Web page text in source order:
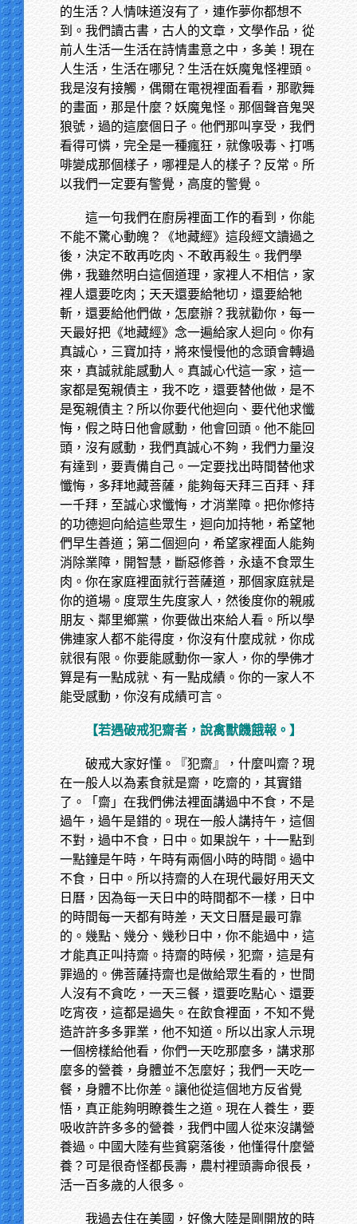
的生活？人情味道沒有了，連作夢你都想不
到。我們讀古書，古人的文章，文學作品，從
前人生活一生活在詩情畫意之中，多美！現在
人生活，生活在哪兒？生活在妖魔鬼怪裡頭。
我是沒有接觸，偶爾在電視裡面看看，那歌舞
的畫面，那是什麼？妖魔鬼怪。那個聲音鬼哭
狼號，過的這麼個日子。他們那叫享受，我們
看得可憐，完全是一種瘋狂，就像吸毒、打嗎
啡變成那個樣子，哪裡是人的樣子？反常。所
以我們一定要有警覺，高度的警覺。
這一句我們在廚房裡面工作的看到，你能
不能不驚心動魄？《地藏經》這段經文讀過之
後，決定不敢再吃肉、不敢再殺生。我們學
佛，我雖然明白這個道理，家裡人不相信，家
裡人還要吃肉；天天還要給牠切，還要給牠
斬，還要給他們做，怎麼辦？我就勸你，每一
天最好把《地藏經》念一遍給家人迴向。你有
真誠心，三寶加持，將來慢慢他的念頭會轉過
來，真誠就能感動人。真誠心代這一家，這一
家都是冤親債主，我不吃，還要替他做，是不
是冤親債主？所以你要代他迴向、要代他求懺
悔，假之時日他會感動，他會回頭。他不能回
頭，沒有感動，我們真誠心不夠，我們力量沒
有達到，要責備自己。一定要找出時間替他求
懺悔，多拜地藏菩薩，能夠每天拜三百拜、拜
一千拜，至誠心求懺悔，才消業障。把你修持
的功德迴向給這些眾生，迴向加持牠，希望牠
們早生善道；第二個迴向，希望家裡面人能夠
消除業障，開智慧，斷惡修善，永遠不食眾生
肉。你在家庭裡面就行菩薩道，那個家庭就是
你的道場。度眾生先度家人，然後度你的親戚
朋友、鄰里鄉黨，你要做出來給人看。所以學
佛連家人都不能得度，你沒有什麼成就，你成
就很有限。你要能感動你一家人，你的學佛才
算是有一點成就、有一點成績。你的一家人不
能受感動，你沒有成績可言。
【若遇破戒犯齋者，說禽獸饑餓報。】
破戒大家好懂。『犯齋』，什麼叫齋？現
在一般人以為素食就是齋，吃齋的，其實錯
了。「齋」在我們佛法裡面講過中不食，不是
過午，過午是錯的。現在一般人講持午，這個
不對，過中不食，日中。如果說午，十一點到
一點鐘是午時，午時有兩個小時的時間。過中
不食，日中。所以持齋的人在現代最好用天文
日曆，因為每一天日中的時間都不一樣，日中
的時間每一天都有時差，天文日曆是最可靠
的。幾點、幾分、幾秒日中，你不能過中，這
才能真正叫持齋。持齋的時候，犯齋，這是有
罪過的。佛菩薩持齋也是做給眾生看的，世間
人沒有不貪吃，一天三餐，還要吃點心、還要
吃宵夜，這都是過失。在飲食裡面，不知不覺
造許許多多罪業，他不知道。所以出家人示現
一個榜樣給他看，你們一天吃那麼多，講求那
麼多的營養，身體並不怎麼好；我們一天吃一
餐，身體不比你差。讓他從這個地方反省覺
悟，真正能夠明瞭養生之道。現在人養生，要
吸收許許多多的營養，我們中國人從來沒講營
養過。中國大陸有些貧窮落後，他懂得什麼營
養？可是很奇怪都長壽，農村裡頭壽命很長，
活一百多歲的人很多。
我過去住在美國，好像大陸是剛開放的時